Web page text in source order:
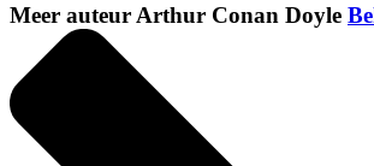
Meer auteur Arthur Conan Doyle